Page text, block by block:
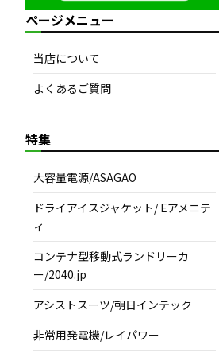
ページメニュー
当店について
よくあるご質問
特集
大容量電源/ASAGAO
ドライアイスジャケット/ Eアメニテ
ィ
コンテナ型移動式ランドリーカ
ー/2040.jp
アシストスーツ/朝日インテック
非常用発電機/レイパワー